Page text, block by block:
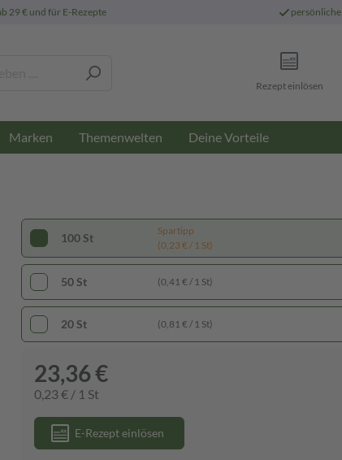
29 € und für E-Rezepte persönliche
Rezept einlösen
Marken Themenwelten Deine Vorteile
100 St
Spartipp
(0,23 € / 1 St)
50 St (0,41 € / 1 St)
20 St (0,81 € / 1 St)
23,36 €
0,23 € / 1 St
E-Rezept einlösen